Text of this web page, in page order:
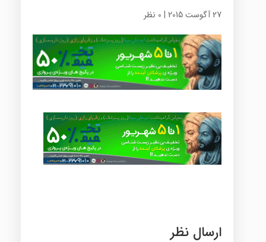
27 آگوست 2015 | 0 نظر
ارسال نظر